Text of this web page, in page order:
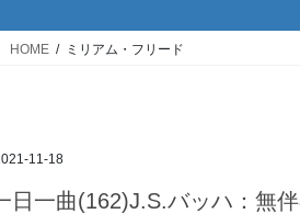
HOME ミリアム・フリード
11-18
日一曲(162)J.S.バッハ：無